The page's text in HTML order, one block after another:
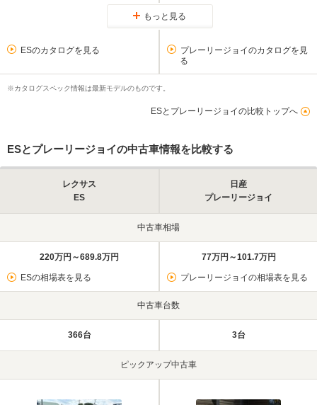
もっと見る
ESのカタログを見る
プレーリージョイのカタログを見
る
※カタログスペック情報は最新モデルのものです。
ESとプレーリージョイの比較トップへ
ESとプレーリージョイの中古車情報を比較する
レクサス
ES
日産
プレーリージョイ
中古車相場
220万円～689.8万円
ESの相場表を見る
77万円～101.7万円
プレーリージョイの相場表を見る
中古車台数
366台 3台
ピックアップ中古車